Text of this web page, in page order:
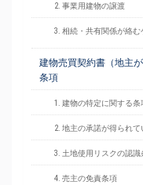
2. 事業用建物の譲渡
3. 相続・共有関係が絡む
建物売買契約書（地主
条項
1. 建物の特定に関する条
2. 地主の承諾が得られ
3. 土地使用リスクの認識
4. 売主の免責条項